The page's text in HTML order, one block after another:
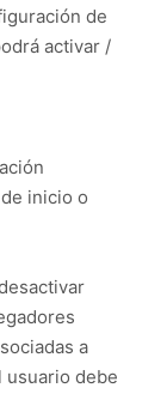
de
activar /
inicio o
a
usuario debe